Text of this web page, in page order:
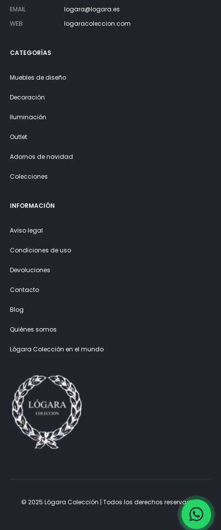
EMAIL
logara@logara.es
WEB
logaracoleccion.com
CATEGORÍAS
Muebles de diseño
Decoración
Iluminación
Outlet
Adornos de navidad
Colecciones
INFORMACIÓN
Aviso legal
Condiciones de uso
Devoluciones
Contacto
Blog
Quiénes somos
Lógara Colección en el mundo
© 2025 Lógara Colección | Todos los derechos reservados.